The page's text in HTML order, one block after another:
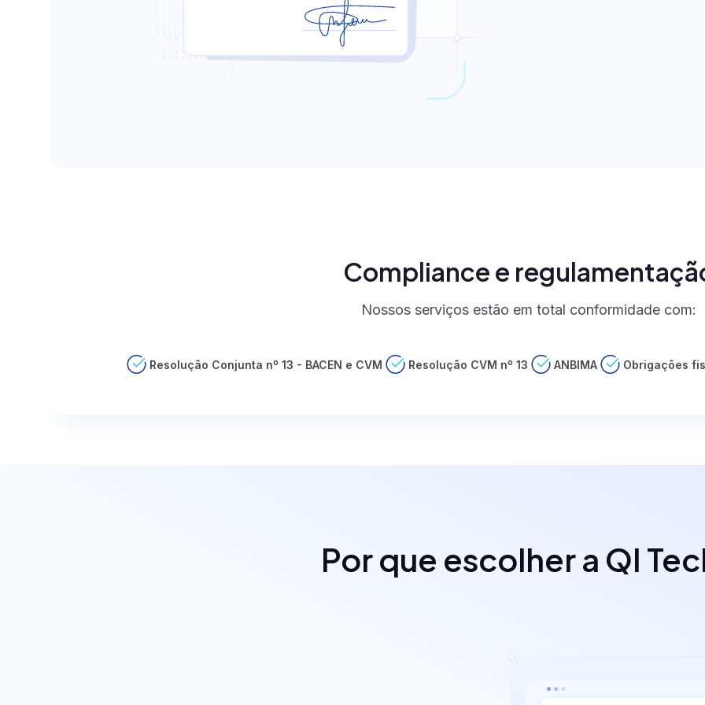
Compliance e
Nossos serviços estão em total conformidade com:
Resolução Conjunta nº 13 - BACEN e CVM Resolução CVM nº 13 ANBIMA Obrigações
Por que escolher a QI